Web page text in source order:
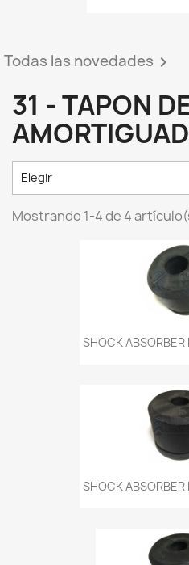
Todas las novedades 
31 - TAPON
Elegir
Mostrando 1-4 de 4
SHOCK ABSORBER
SHOCK ABSORBER